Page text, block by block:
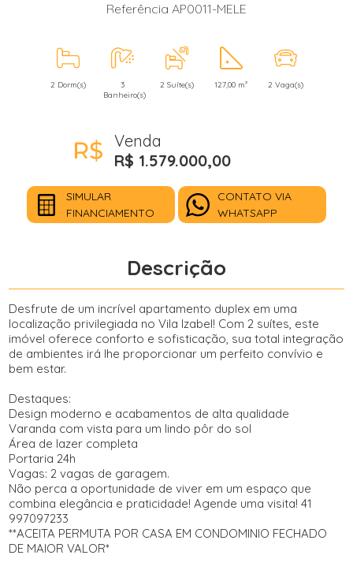
Referência AP0011-MELE
2 Dorm(s)
3
Banheiro(s)
2 Suíte(s) 127,00 m² 2 Vaga(s)
Venda
R$ 1.579.000,00
SIMULAR
FINANCIAMENTO
CONTATO VIA
WHATSAPP
Descrição
Desfrute de um incrível apartamento duplex em uma
localização privilegiada no Vila Izabel! Com 2 suítes, este
imóvel oferece conforto e sofisticação, sua total integração
de ambientes irá lhe proporcionar um perfeito convívio e
bem estar.
Destaques:
Design moderno e acabamentos de alta qualidade
Varanda com vista para um lindo pôr do sol
Área de lazer completa
Portaria 24h
Vagas: 2 vagas de garagem.
Não perca a oportunidade de viver em um espaço que
combina elegância e praticidade! Agende uma visita! 41
997097233
**ACEITA PERMUTA POR CASA EM CONDOMINIO FECHADO
DE MAIOR VALOR*